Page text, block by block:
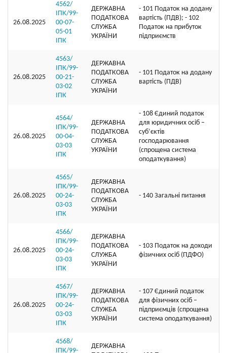
26.08.2025
4562/
ІПК/99-
00-07-
05-01
ІПК
ДЕРЖАВНА
ПОДАТКОВА
СЛУЖБА
УКРАЇНИ
- 101 Податок на додану
вартість (ПДВ); - 102
Податок на прибуток
підприємств
26.08.2025
4563/
ІПК/99-
00-21-
03-02
ІПК
ДЕРЖАВНА
ПОДАТКОВА
СЛУЖБА
УКРАЇНИ
- 101 Податок на додану
вартість (ПДВ)
26.08.2025
4564/
ІПК/99-
00-04-
03-03
ІПК
ДЕРЖАВНА
ПОДАТКОВА
СЛУЖБА
УКРАЇНИ
- 108 Єдиний податок
для юридичних осіб –
суб’єктів
господарювання
(спрощена система
оподаткування)
26.08.2025
4565/
ІПК/99-
00-24-
03-03
ІПК
ДЕРЖАВНА
ПОДАТКОВА
СЛУЖБА
УКРАЇНИ
- 140 Загальні питання
26.08.2025
4566/
ІПК/99-
00-24-
03-03
ІПК
ДЕРЖАВНА
ПОДАТКОВА
СЛУЖБА
УКРАЇНИ
- 103 Податок на доходи
фізичних осіб (ПДФО)
26.08.2025
4567/
ІПК/99-
00-24-
03-03
ІПК
ДЕРЖАВНА
ПОДАТКОВА
СЛУЖБА
УКРАЇНИ
- 107 Єдиний податок
для фізичних осіб –
підприємців (спрощена
система оподаткування)
4568/
ІПК/99-
ДЕРЖАВНА